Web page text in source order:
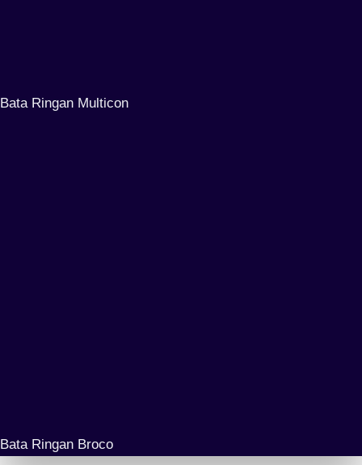
Bata Ringan Multicon
Bata Ringan Broco